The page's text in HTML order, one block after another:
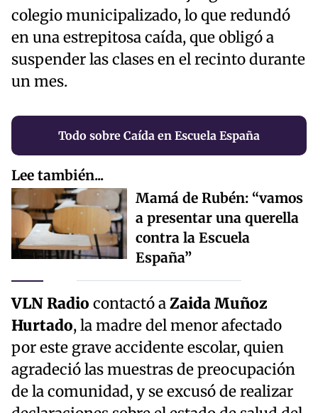
colegio municipalizado, lo que redundó
en una estrepitosa caída, que obligó a
suspender las clases en el recinto durante
un mes.
Todo sobre Caída en Escuela España
Lee también...
Mamá de Rubén: “vamos
a presentar una querella
contra la Escuela
España”
VLN Radio contactó aZaida Muñoz
Hurtado, la madre del menor afectado
por este grave accidente escolar, quien
agradeció las muestras de preocupación
de la comunidad, y se excusó de realizar